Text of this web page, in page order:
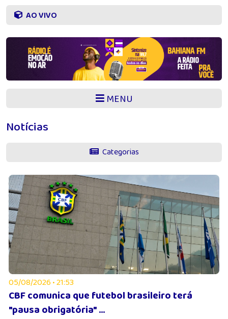
AO VIVO
MENU
Notícias
Categorias
05/08/2026 • 21:53
CBF comunica que futebol brasileiro terá
"pausa obrigatória" ...